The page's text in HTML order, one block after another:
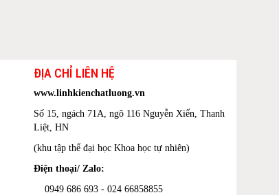
ĐỊA CHỈ LIÊN HỆ
www.linhkienchatluong.vn
Số 15, ngách 71A, ngõ 116 Nguyễn Xiển, Thanh
Liệt, HN
(khu tập thể đại học Khoa học tự nhiên)
Điện thoại/ Zalo:
0949 686 693 - 024 66858855